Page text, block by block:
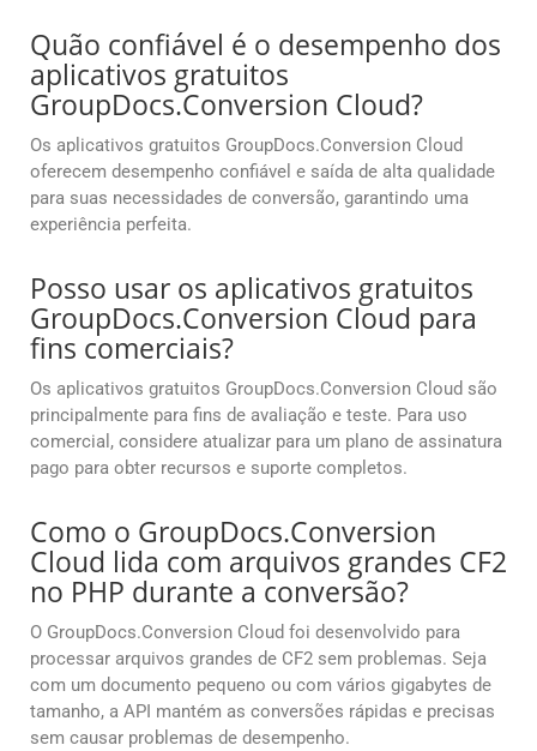
Quão confiável é o desempenho dos
aplicativos gratuitos
GroupDocs.Conversion Cloud?
Os aplicativos gratuitos GroupDocs.Conversion Cloud
oferecem desempenho confiável e saída de alta qualidade
para suas necessidades de conversão, garantindo uma
experiência perfeita.
Posso usar os aplicativos gratuitos
GroupDocs.Conversion Cloud para
fins comerciais?
Os aplicativos gratuitos GroupDocs.Conversion Cloud são
principalmente para fins de avaliação e teste. Para uso
comercial, considere atualizar para um plano de assinatura
pago para obter recursos e suporte completos.
Como o GroupDocs.Conversion
Cloud lida com arquivos grandes CF2
no PHP durante a conversão?
O GroupDocs.Conversion Cloud foi desenvolvido para
processar arquivos grandes de CF2 sem problemas. Seja
com um documento pequeno ou com vários gigabytes de
tamanho, a API mantém as conversões rápidas e precisas
sem causar problemas de desempenho.